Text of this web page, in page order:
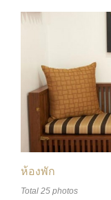
ห้องพัก
Total 25 photos